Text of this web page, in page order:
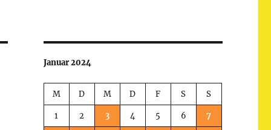
Januar 2024
M D M D F S S
1 2 3 4 5 6 7